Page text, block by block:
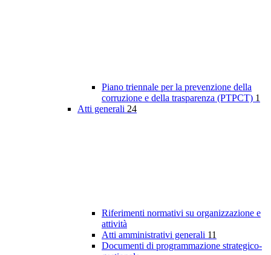
Piano triennale per la prevenzione della
corruzione e della trasparenza (PTPCT) 1
Atti generali 24
Riferimenti normativi su organizzazione e
attività
Atti amministrativi generali 11
Documenti di programmazione strategico-